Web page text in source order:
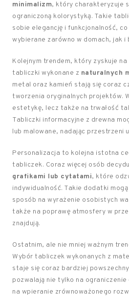
minimalizm, który charakteryzuje
ograniczoną kolorystyką. Takie
sobie elegancję i funkcjonalność,
wybierane zarówno w domach, jak i
Kolejnym trendem, który zyskuje
tabliczki wykonane z naturalnych
metal oraz kamień stają się coraz
tworzenia oryginalnych projektów.
estetykę, lecz także na trwałość
Tabliczki informacyjne z drewna
lub malowane, nadając przestrzeni
Personalizacja to kolejna istotna
tabliczek. Coraz więcej osób
grafikami lub cytatami, które
indywidualność. Takie dodatki
sposób na wyrażenie osobistych
także na poprawę atmosfery w
znajdują.
Ostatnim, ale nie mniej ważnym
Wybór tabliczek wykonanych z
staje się coraz bardziej
pozwalają nie tylko na
na wpieranie zrównoważonego